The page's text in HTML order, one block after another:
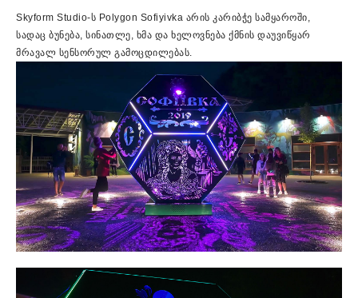
Skyform Studio-ს Polygon Sofiyivka არის კარიბჭე სამყაროში,
სადაც ბუნება, სინათლე, ხმა და ხელოვნება ქმნის დაუვიწყარ
მრავალ სენსორულ გამოცდილებას.